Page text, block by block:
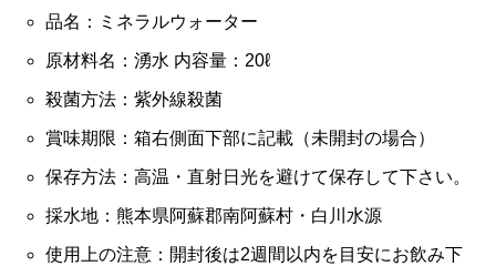
品名：ミネラルウォーター
原材料名：湧水 内容量：20ℓ
殺菌方法：紫外線殺菌
賞味期限：箱右側面下部に記載（未開封の場合）
保存方法：高温・直射日光を避けて保存して下さい。
採水地：熊本県阿蘇郡南阿蘇村・白川水源
使用上の注意：開封後は2週間以内を目安にお飲み下